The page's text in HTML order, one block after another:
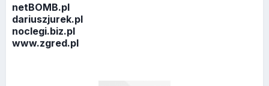
netBOMB.pl
dariuszjurek.pl
noclegi.biz.pl
www.zgred.pl